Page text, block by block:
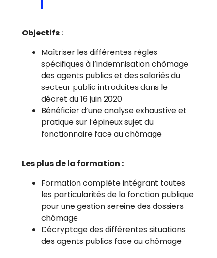
Objectifs :
Maîtriser les différentes règles
spécifiques à l’indemnisation chômage
des agents publics et des salariés du
secteur public introduites dans le
décret du 16 juin 2020
Bénéficier d’une analyse exhaustive et
pratique sur l’épineux sujet du
fonctionnaire face au chômage
Les plus de la formation :
Formation complète intégrant toutes
les particularités de la fonction publique
pour une gestion sereine des dossiers
chômage
Décryptage des différentes situations
des agents publics face au chômage